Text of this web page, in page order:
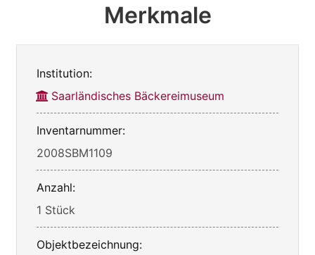
Merkmale
Institution:
Saarländisches Bäckereimuseum
Inventarnummer:
2008SBM1109
Anzahl:
1 Stück
Objektbezeichnung: